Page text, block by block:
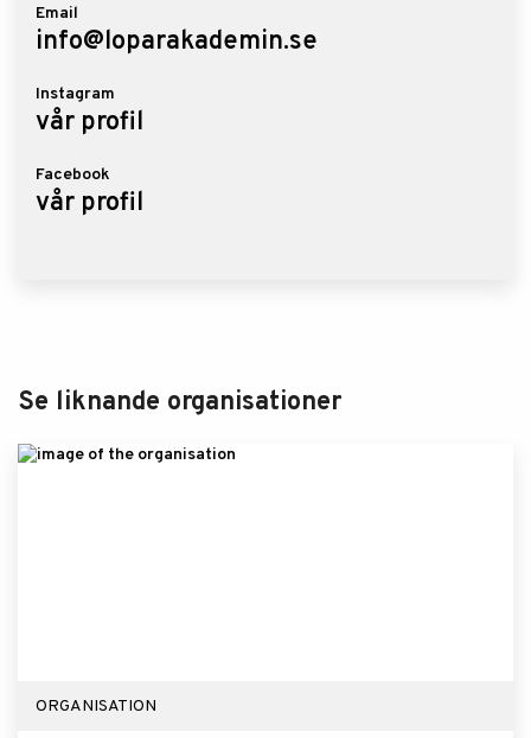
Email
info@loparakademin.se
Instagram
vår profil
Facebook
vår profil
Se liknande organisationer
ORGANISATION